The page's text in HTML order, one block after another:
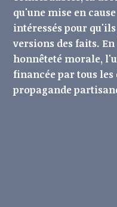
qu'une mise en
intéressés pour
versions des faits.
honnêteté morale,
financée par tous
propagande